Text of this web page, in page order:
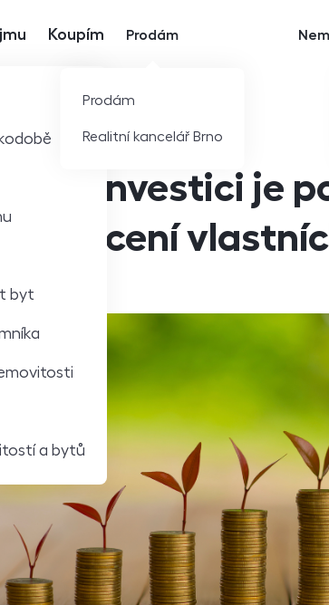
byt
a bytů
Koupím Prodám
Prodám
Realitní kancelář Brno
na investici je